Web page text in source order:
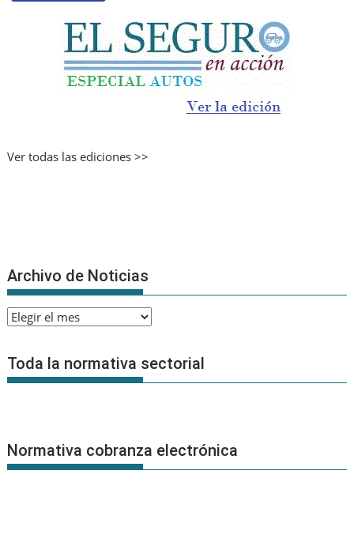
Ver todas las ediciones >>
Archivo de Noticias
Archivo
Noticias
Toda la normativa sectorial
Normativa cobranza electrónica